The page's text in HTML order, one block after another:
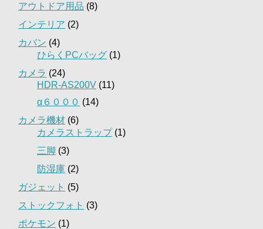
アウトドア用品 (8)
インテリア (2)
カバン (4)
ひらくPCバッグ (1)
カメラ (24)
HDR-AS200V (11)
α６０００ (14)
カメラ機材 (6)
カメラストラップ(1)
三脚 (3)
防湿庫 (2)
ガジェット (5)
ストックフォト (3)
ポケモン (1)